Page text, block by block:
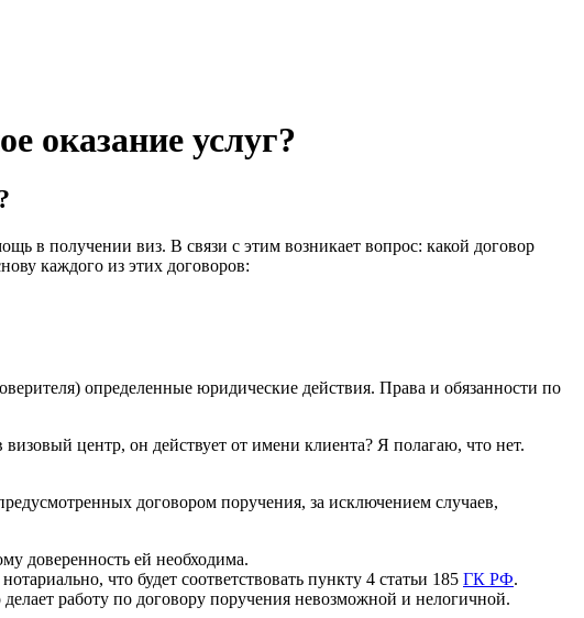
оказание услуг?
в получении виз. В связи с этим возникает вопрос: какой договор
каждого из этих договоров:
определенные юридические действия. Права и обязанности по
центр, он действует от имени клиента? Я полагаю, что нет.
договором поручения, за исключением случаев,
доверенность ей необходима.
что будет соответствовать пункту 4 статьи 185 ГК РФ.
работу по договору поручения невозможной и нелогичной.